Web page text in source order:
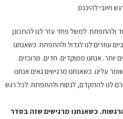
חיובי להיכנס.
ולהתפתח. למשל פחד עזר לנו להתכונן
עוזרים לנו לגדול ולהתפתח. כשאנחנו
אנחנו ממוקדים. חדים. מרוכזים.
עלינו. כשאנחנו מרגישים גאים אנחנו
לנו להתקדם, לנסות ולהתפתח. לכל רגש
כשאנחנו מרגישים שזה בסדר